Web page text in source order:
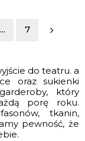
... 7
do teatru. a
oraz sukienki
który
porę roku.
tkanin,
pewność, że